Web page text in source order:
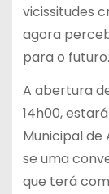
vicissitudes
agora
para o futuro.
A abertura
14h00,
Municipal de
se uma
que terá